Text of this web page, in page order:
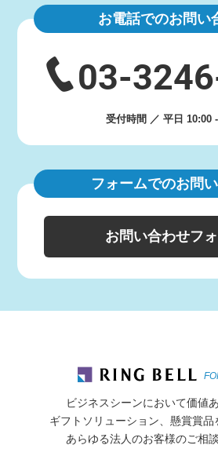
お電話でのお問い
03-
受付時間 ／ 平日 10:00
フォームでのお問
お問い合わせフ
ビジネスシーンにおいて価値
ギフトソリューション、懸賞賞
あらゆる法人のお客様のご相